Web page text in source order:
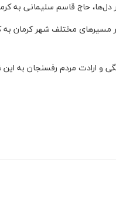
حاج قاسم سلیمانی به
مسیرهای مختلف شهر کرمان
و ارادت مردم رفسنجان به این